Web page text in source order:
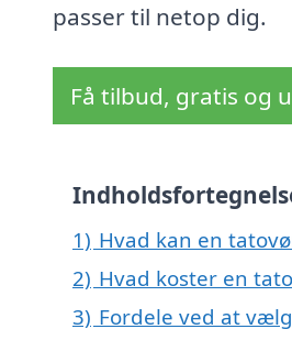
passer til netop dig.
Få tilbud, gratis og
1) Hvad kan en
2) Hvad koster en
3) Fordele ved at